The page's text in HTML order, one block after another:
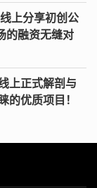
上分享初创公
的融资无缝对
上正式解剖与
的优质项目！